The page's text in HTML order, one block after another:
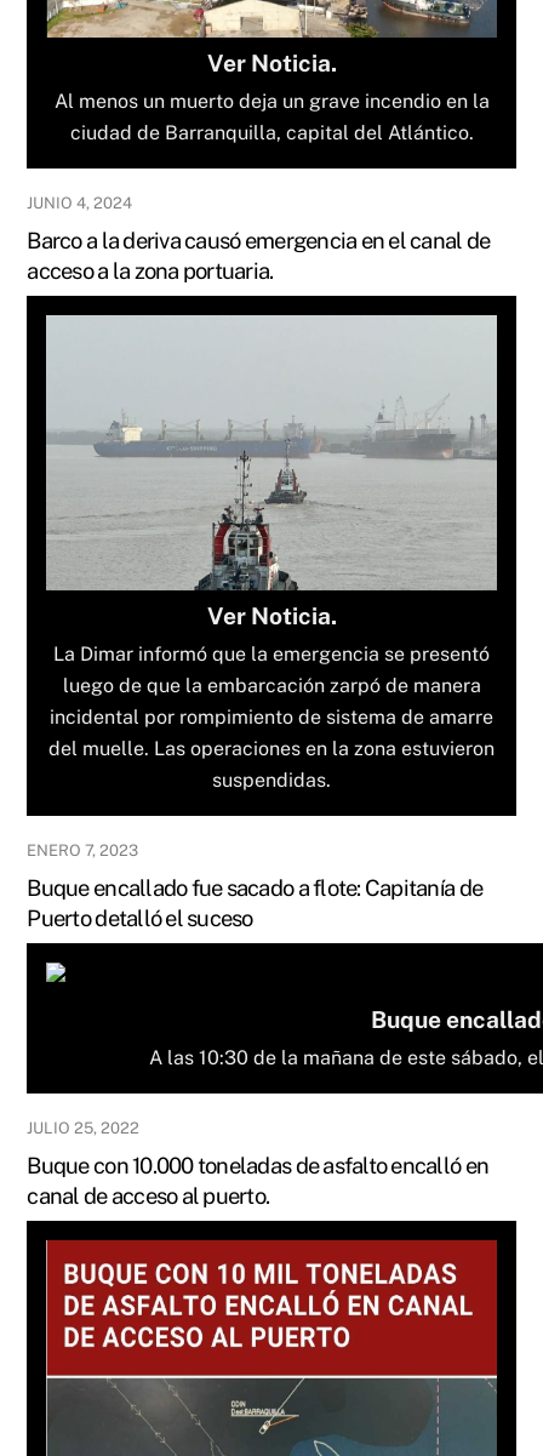
Ver Noticia.
Al menos un muerto deja un grave incendio en la
ciudad de Barranquilla, capital del Atlántico.
JUNIO 4, 2024
Barco a la deriva causó emergencia en el canal de
acceso a la zona portuaria.
Ver Noticia.
La Dimar informó que la emergencia se presentó
luego de que la embarcación zarpó de manera
incidental por rompimiento de sistema de amarre
del muelle. Las operaciones en la zona estuvieron
suspendidas.
ENERO 7, 2023
Buque encallado fue sacado a flote: Capitanía de
Puerto detalló el suceso
Buque
A las 10:30 de la mañana de este sábado,
JULIO 25, 2022
Buque con 10.000 toneladas de asfalto encalló en
canal de acceso al puerto.